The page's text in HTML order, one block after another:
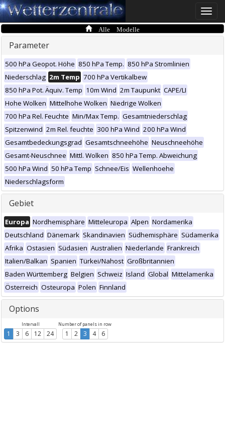
Toggle
Alle Modelle
Parameter
500 hPa Geopot. Höhe 850 hPa Temp. 850 hPa Stromlinien
Niederschlag 2m Temp 700 hPa Vertikalbew
850 hPa Pot. Äquiv. Temp 10m Wind 2m Taupunkt CAPE/LI
Hohe Wolken Mittelhohe Wolken Niedrige Wolken
700 hPa Rel. Feuchte Min/Max Temp. Gesamtniederschlag
Spitzenwind 2m Rel. feuchte 300 hPa Wind 200 hPa Wind
Gesamtbedeckungsgrad Gesamtschneehöhe Neuschneehöhe
Gesamt-Neuschnee Mittl. Wolken 850 hPa Temp. Abweichung
500 hPa Wind 50 hPa Temp Schnee/Eis Wellenhoehe
Niederschlagsform
Gebiet
Europa Nordhemisphäre Mitteleuropa Alpen Nordamerika
Deutschland Dänemark Skandinavien Südhemisphäre Südamerika
Afrika Ostasien Südasien Australien Niederlande Frankreich
Italien/Balkan Spanien Türkei/Nahost Großbritannien
Baden Württemberg Belgien Schweiz Island Global Mittelamerika
Österreich Osteuropa Polen Finnland
Options
Intervall
1 3 6 12 24
Number of panels in row
1 2 3 4 6